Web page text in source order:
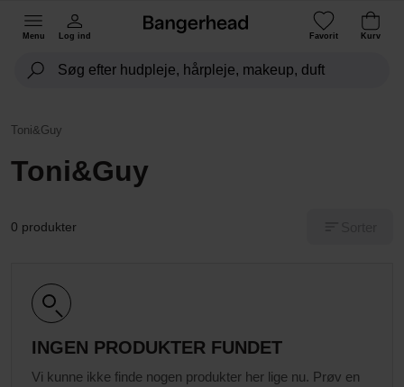
Menu Log ind Favorit Kurv
Toni&Guy
Toni&Guy
0 produkter
INGEN PRODUKTER FUNDET
Vi kunne ikke finde nogen produkter her lige nu. Prøv en